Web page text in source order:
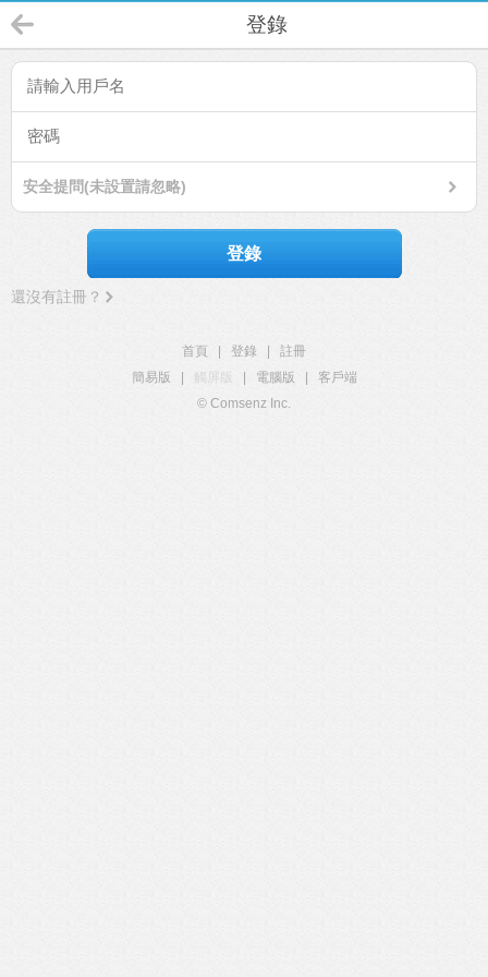
登錄
安全提問(未設置請忽略)
登錄
還沒有註冊？
首頁 登錄
註冊
簡易版
觸屏版 電腦版
客戶端
© Comsenz Inc.